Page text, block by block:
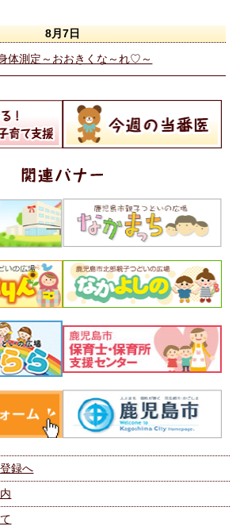
8月7日
体測定～おおきくな～れ♡～
録へ